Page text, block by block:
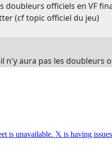
doubleurs officiels en VF
(cf topic officiel du jeu)
n'y aura pas les doubleurs